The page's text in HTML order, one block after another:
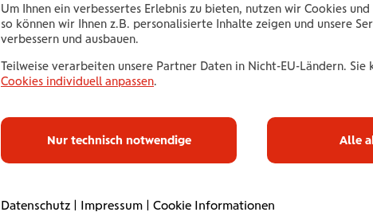
E-Mail:b.moore@wienerstaedtische.at
Um Ihnen ein verbessertes Erlebnis zu bieten, nutzen wir Cookies
so können wir Ihnen z.B. personalisierte Inhalte zeigen und unsere
verbessern und ausbauen.
Teilweise verarbeiten unsere Partner Daten in Nicht-EU-Ländern. Sie
Cookies individuell anpassen.
Nur technisch notwendige Alle
Datenschutz | Impressum | Cookie Informationen